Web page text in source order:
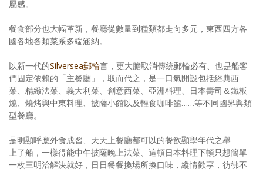
屬感。
餐食部分也大幅革新，餐廳從數量到種類都走向多元，東西四方各
國各地各類菜系多端涵納。
以新一代的Silversea郵輪言，更大膽取消傳統郵輪必有、也是船客
們固定依賴的「主餐廳」，取而代之，是一口氣開設包括經典西
菜、精緻法菜、義大利菜、創意西菜、亞洲料理、日本壽司＆鐵板
燒、燒烤與中東料理、披薩小館以及輕食咖啡館……等不同國界與類
型餐廳。
是明顯呼應外食成習、天天上餐廳都可以的餐飲顯學年代之舉——
上了船，一樣得能中午披薩晚上法菜、這頓日本料理下頓只想簡單
一枚三明治解決就好，日日餐餐換場所換口味，縱情歡享，彷彿不